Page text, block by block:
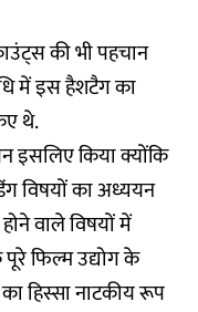
की भी पहचान
में इस हैशटैग का
थे.
इसलिए किया क्योंकि
विषयों का अध्ययन
वाले विषयों में
फिल्म उद्योग के
हिस्सा नाटकीय रूप